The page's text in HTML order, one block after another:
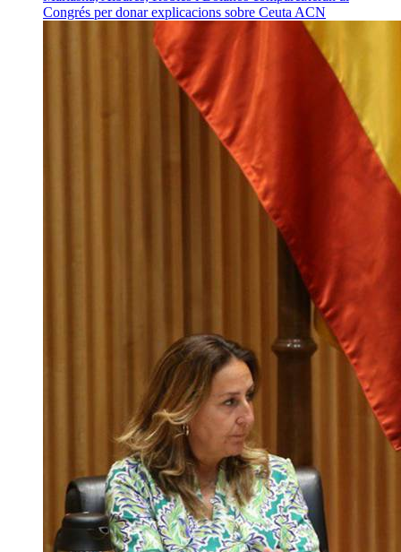
Congrés per donar explicacions sobre Ceuta ACN